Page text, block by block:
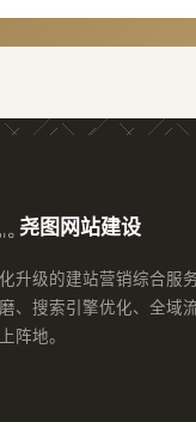
尧图网站建设
升级的建站营销综合服
、搜索引擎优化、全域
阵地。